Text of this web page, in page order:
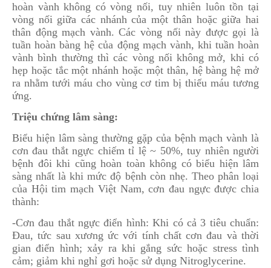
hoàn vành không có vòng nối, tuy nhiên luôn tồn tại
vòng nối giữa các nhánh của một thân hoặc giữa hai
thân động mạch vành. Các vòng nối này được gọi là
tuần hoàn bàng hệ của động mạch vành, khi tuần hoàn
vành bình thường thì các vòng nối không mở, khi có
hẹp hoặc tắc một nhánh hoặc một thân, hệ bàng hệ mở
ra nhằm tưới máu cho vùng cơ tim bị thiếu máu tương
ứng.
Triệu chứng lâm sàng:
Biểu hiện lâm sàng thường gặp của bệnh mạch vành là
cơn đau thắt ngực chiếm tỉ lệ ~ 50%, tuy nhiên người
bệnh đôi khi cũng hoàn toàn không có biểu hiện lâm
sàng nhất là khi mức độ bệnh còn nhẹ. Theo phân loại
của Hội tim mạch Việt Nam, cơn đau ngực được chia
thành:
-Cơn đau thắt ngực điển hình: Khi có cả 3 tiêu chuẩn:
Đau, tức sau xương ức với tính chất cơn đau và thời
gian điển hình; xảy ra khi gắng sức hoặc stress tình
cảm; giảm khi nghỉ gơi hoặc sử dụng Nitroglycerine.